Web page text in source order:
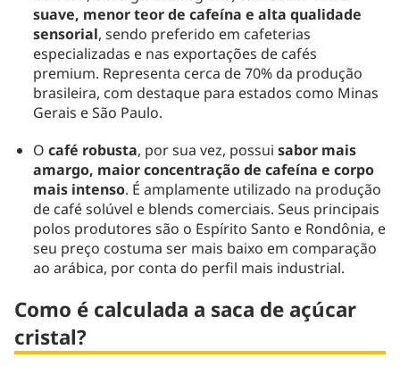
suave, menor teor de cafeína e alta qualidade
sensorial, sendo preferido em cafeterias
especializadas e nas exportações de cafés
premium. Representa cerca de 70% da produção
brasileira, com destaque para estados como Minas
Gerais e São Paulo.
O café robusta, por sua vez, possui sabor mais
amargo, maior concentração de cafeína e corpo
mais intenso. É amplamente utilizado na produção
de café solúvel e blends comerciais. Seus principais
polos produtores são o Espírito Santo e Rondônia, e
seu preço costuma ser mais baixo em comparação
ao arábica, por conta do perfil mais industrial.
Como é calculada a saca de açúcar
cristal?